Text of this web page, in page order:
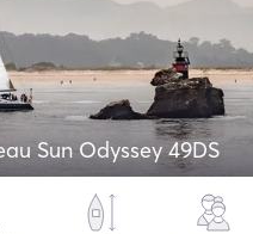
Sun Odyssey 49DS